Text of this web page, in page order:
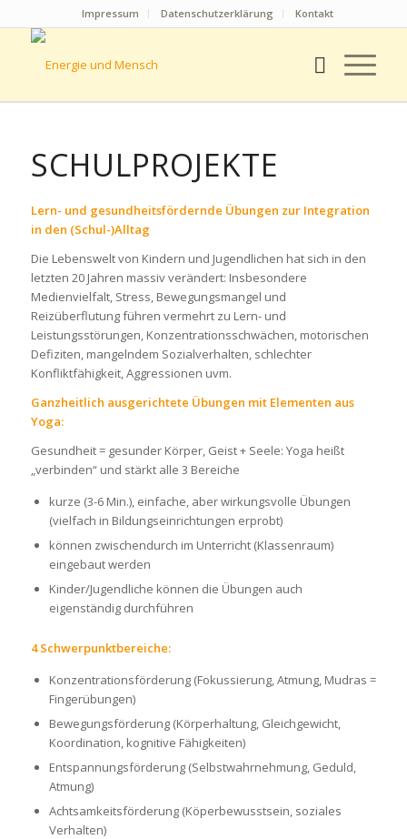
Impressum Datenschutzerklärung Kontakt
SCHULPROJEKTE
Lern- und gesundheitsfördernde Übungen zur Integration
in den (Schul-)Alltag
Die Lebenswelt von Kindern und Jugendlichen hat sich in den
letzten 20 Jahren massiv verändert: Insbesondere
Medienvielfalt, Stress, Bewegungsmangel und
Reizüberflutung führen vermehrt zu Lern- und
Leistungsstörungen, Konzentrationsschwächen, motorischen
Defiziten, mangelndem Sozialverhalten, schlechter
Konfliktfähigkeit, Aggressionen uvm.
Ganzheitlich ausgerichtete Übungen mit Elementen aus
Yoga:
Gesundheit = gesunder Körper, Geist + Seele: Yoga heißt
„verbinden“ und stärkt alle 3 Bereiche
kurze (3-6 Min.), einfache, aber wirkungsvolle Übungen
(vielfach in Bildungseinrichtungen erprobt)
können zwischendurch im Unterricht (Klassenraum)
eingebaut werden
Kinder/Jugendliche können die Übungen auch
eigenständig durchführen
4 Schwerpunktbereiche:
Konzentrationsförderung (Fokussierung, Atmung, Mudras =
Fingerübungen)
Bewegungsförderung (Körperhaltung, Gleichgewicht,
Koordination, kognitive Fähigkeiten)
Entspannungsförderung (Selbstwahrnehmung, Geduld,
Atmung)
Achtsamkeitsförderung (Köperbewusstsein, soziales
Verhalten)